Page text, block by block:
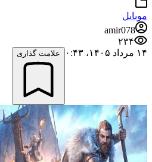
موبایل
amir078
۲۳۴
۱۴ مرداد ۱۴۰۵،‏ ۰:۴۳
علامت گذاری